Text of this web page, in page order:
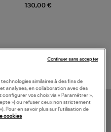
130,00 €
similaires à des fins de
analyses, en collaboration avec des
vos choix via « Paramétrer »,
») ou refuser ceux non strictement
Pour en savoir plus sur l’utilisation de
cookies
Continuer sans accepter